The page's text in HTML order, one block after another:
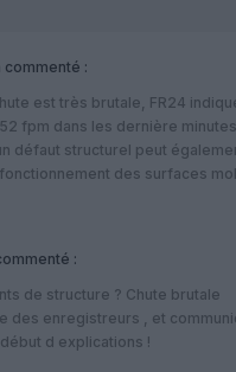
commenté :
est très brutale, FR24
fpm dans les dernière
défaut structurel peut
des surfaces
:
de structure ? Chute brutale
des enregistreurs , et
d explications !